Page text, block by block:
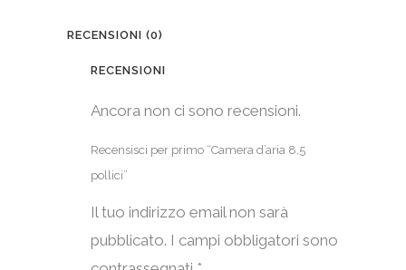
RECENSIONI (0)
RECENSIONI
Ancora non ci sono recensioni.
Recensisci per primo “Camera d’aria 8,5
pollici”
Il tuo indirizzo email non sarà
pubblicato. I campi obbligatori sono